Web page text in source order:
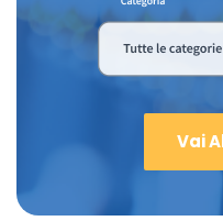
Vai